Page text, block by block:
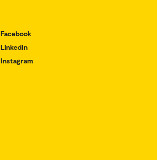
Facebook
LinkedIn
Instagram